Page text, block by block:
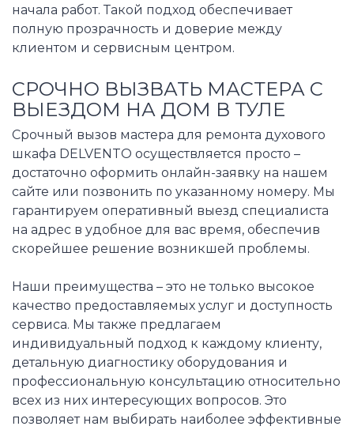
начала работ. Такой подход обеспечивает
полную прозрачность и доверие между
клиентом и сервисным центром.
СРОЧНО ВЫЗВАТЬ МАСТЕРА С
ВЫЕЗДОМ НА ДОМ В ТУЛЕ
Срочный вызов мастера для ремонта духового
шкафа DELVENTO осуществляется просто –
достаточно оформить онлайн-заявку на нашем
сайте или позвонить по указанному номеру. Мы
гарантируем оперативный выезд специалиста
на адрес в удобное для вас время, обеспечив
скорейшее решение возникшей проблемы.
Наши преимущества – это не только высокое
качество предоставляемых услуг и доступность
сервиса. Мы также предлагаем
индивидуальный подход к каждому клиенту,
детальную диагностику оборудования и
профессиональную консультацию относительно
всех из них интересующих вопросов. Это
позволяет нам выбирать наиболее эффективные